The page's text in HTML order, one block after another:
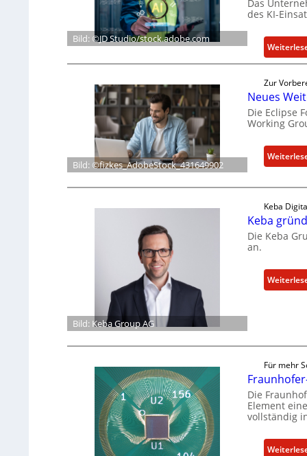
Bild: ©JD Studio/stock.adobe.com
Das
des KI-
Bild: ©fizkes_AdobeStock_431649902
Zur
Neues
Die Eclipse
Working
Bild: Keba Group AG
Keba
Keba
Die Keba
an.
Für mehr
Die
Element
vollständig